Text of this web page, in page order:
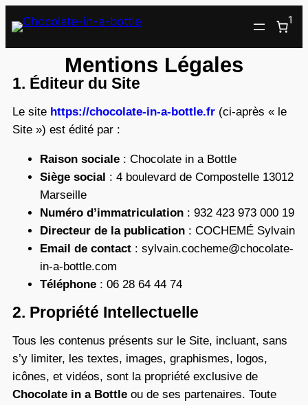
1
Mentions Légales
1. Éditeur du Site
Le site https://chocolate-in-a-bottle.fr (ci-après « le
Site ») est édité par :
Raison sociale : Chocolate in a Bottle
Siège social : 4 boulevard de Compostelle 13012
Marseille
Numéro d’immatriculation : 932 423 973 000 19
Directeur de la publication : COCHEMÉ Sylvain
Email de contact : sylvain.cocheme@chocolate-
in-a-bottle.com
Téléphone : 06 28 64 44 74
2. Propriété Intellectuelle
Tous les contenus présents sur le Site, incluant, sans
s’y limiter, les textes, images, graphismes, logos,
icônes, et vidéos, sont la propriété exclusive de
Chocolate in a Bottle ou de ses partenaires. Toute